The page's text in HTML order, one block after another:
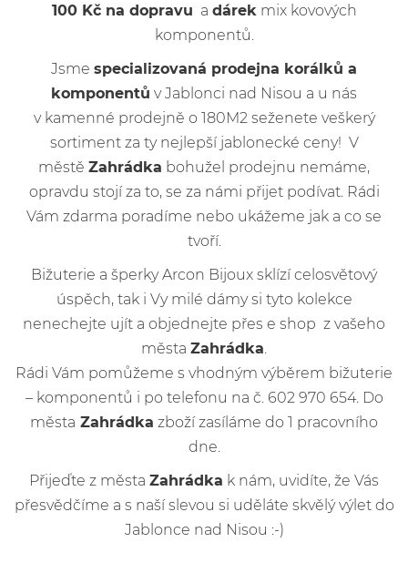
100 Kč na dopravu a dárek mix kovových
komponentů.
Jsme specializovaná prodejna korálků a
komponentů v Jablonci nad Nisou a u nás
v kamenné prodejně o 180M2 seženete veškerý
sortiment za ty nejlepší jablonecké ceny! V
městě Zahrádka bohužel prodejnu nemáme,
opravdu stojí za to, se za námi přijet podívat. Rádi
Vám zdarma poradíme nebo ukážeme jak a co se
tvoří.
Bižuterie a šperky Arcon Bijoux sklízí celosvětový
úspěch, tak i Vy milé dámy si tyto kolekce
nenechejte ujít a objednejte přes e shop z vašeho
města Zahrádka
Rádi Vám pomůžeme s vhodným výběrem bižuterie
– komponentů i po telefonu na č. 602 970 654. Do
města Zahrádka zboží zasíláme do 1 pracovního
dne.
Přijeďte z města Zahrádka k nám, uvidíte, že Vás
přesvědčíme a s naší slevou si uděláte skvělý výlet do
Jablonce nad Nisou :-)